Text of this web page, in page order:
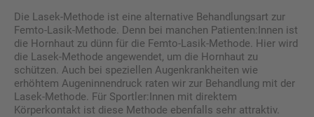
Die Lasek-Methode ist eine alternative Behandlungsart zur
Femto-Lasik-Methode. Denn bei manchen Patienten:Innen ist
die Hornhaut zu dünn für die Femto-Lasik-Methode. Hier wird
die Lasek-Methode angewendet, um die Hornhaut zu
schützen. Auch bei speziellen Augenkrankheiten wie
erhöhtem Augeninnendruck raten wir zur Behandlung mit der
Lasek-Methode. Für Sportler:Innen mit direktem
Körperkontakt ist diese Methode ebenfalls sehr attraktiv.